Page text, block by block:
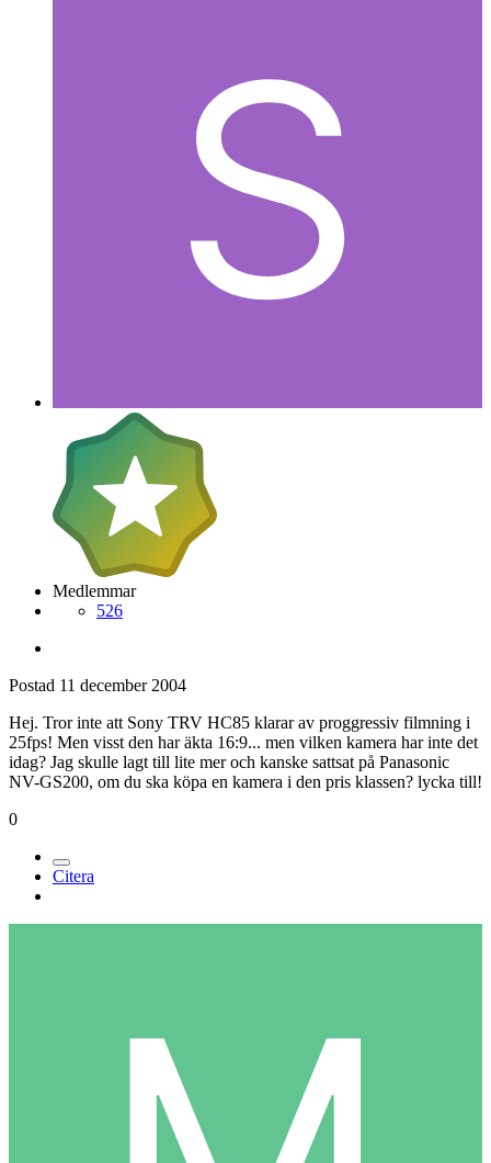
Medlemmar
526
Postad 11 december 2004
Hej. Tror inte att Sony TRV HC85 klarar av proggressiv filmning i
25fps! Men visst den har äkta 16:9... men vilken kamera har inte det
idag? Jag skulle lagt till lite mer och kanske sattsat på Panasonic
NV-GS200, om du ska köpa en kamera i den pris klassen? lycka till!
0
Citera